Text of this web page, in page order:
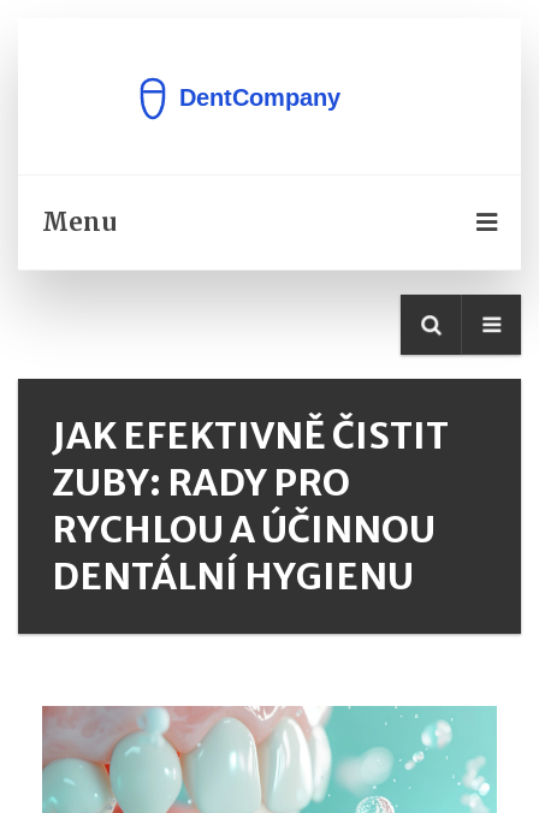
Menu
JAK EFEKTIVNĚ ČISTIT
ZUBY: RADY PRO
RYCHLOU A ÚČINNOU
DENTÁLNÍ HYGIENU